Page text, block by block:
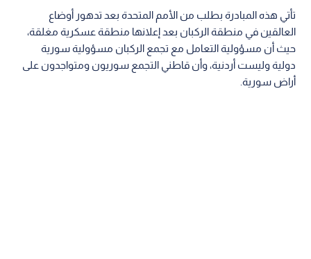
تأتي هذه المبادرة بطلب من الأمم المتحدة بعد تدهور أوضاع
العالقين في منطقة الركبان بعد إعلانها منطقة عسكرية مغلقة،
حيث أن مسؤولية التعامل مع تجمع الركبان مسؤولية سورية
دولية وليست أردنية، وأن قاطني التجمع سوريون ومتواجدون على
أراض سورية.